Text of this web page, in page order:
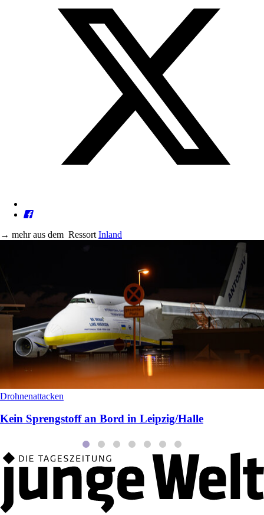
→ mehr aus dem Ressort Inland
Drohnenattacken
Kein Sprengstoff an Bord in Leipzig/Halle